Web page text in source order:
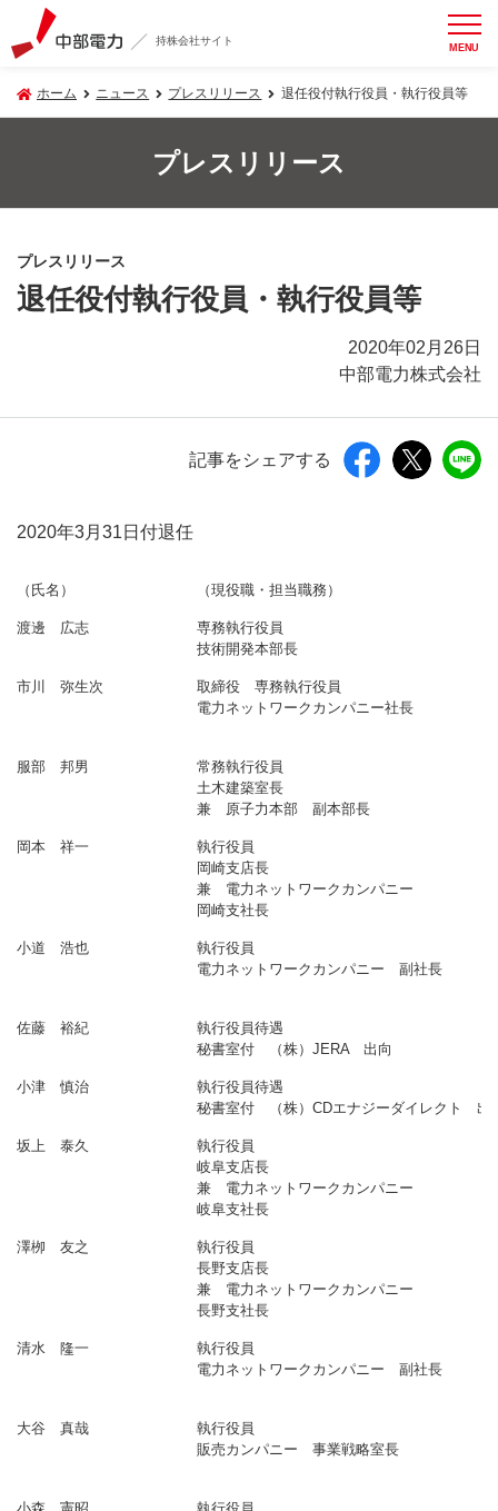
持株会社サイト MENU
ホーム ニュース プレスリリース 退任役付執行役員・執行役員等
プレスリリース
プレスリリース
退任役付執行役員・執行役員等
2020年02月26日
中部電力株式会社
記事をシェアする
2020年3月31日付退任
（氏名） （現役職・担当職務）
渡邊 広志
専務執行役員
技術開発本部長
市川 弥生次
取締役 専務執行役員
電力ネットワークカンパニー社長
服部 邦男
常務執行役員
土木建築室長
兼 原子力本部 副本部長
岡本 祥一
執行役員
岡崎支店長
兼 電力ネットワークカンパニー
岡崎支社長
小道 浩也
執行役員
電力ネットワークカンパニー 副社長
佐藤 裕紀
執行役員待遇
秘書室付 （株）JERA 出向
小津 慎治
執行役員待遇
秘書室付 （株）CDエナジーダイレクト 出
坂上 泰久
執行役員
岐阜支店長
兼 電力ネットワークカンパニー
岐阜支社長
澤栁 友之
執行役員
長野支店長
兼 電力ネットワークカンパニー
長野支社長
清水 隆一
執行役員
電力ネットワークカンパニー 副社長
大谷 真哉
執行役員
販売カンパニー 事業戦略室長